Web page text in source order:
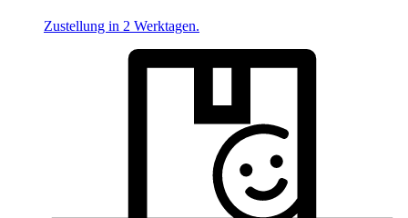
Zustellung in 2 Werktagen.